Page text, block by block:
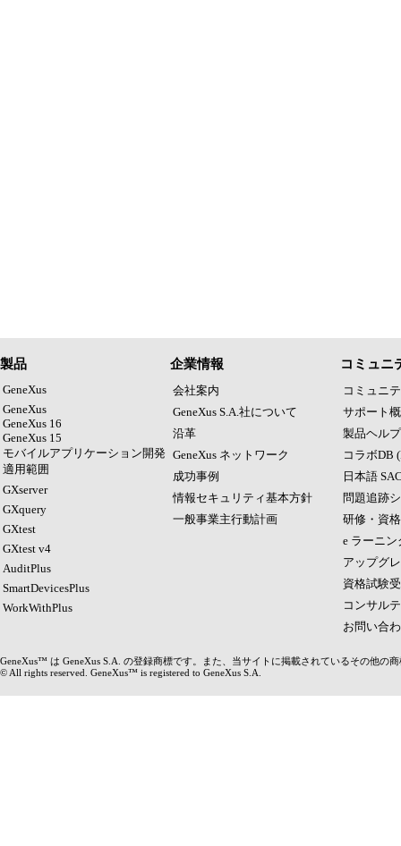
製品
GeneXus
GeneXus
GeneXus 16
GeneXus 15
モバイルアプリケーション開発
適用範囲
GXserver
GXquery
GXtest
GXtest v4
AuditPlus
SmartDevicesPlus
WorkWithPlus
企業情報
会社案内
GeneXus S.A.社について
沿革
GeneXus ネットワーク
成功事例
情報セキュリティ基本方針
一般事業主行動計画
コミュニ
コミュニ
サポート
製品ヘル
コラボDB
日本語
問題追跡
研修・資
e ラーニン
アップグ
資格試験
コンサル
お問い合
GeneXus™ は GeneXus S.A. の登録商標です。また、当サイトに掲載されているその他の
© All rights reserved. GeneXus™ is registered to GeneXus S.A.